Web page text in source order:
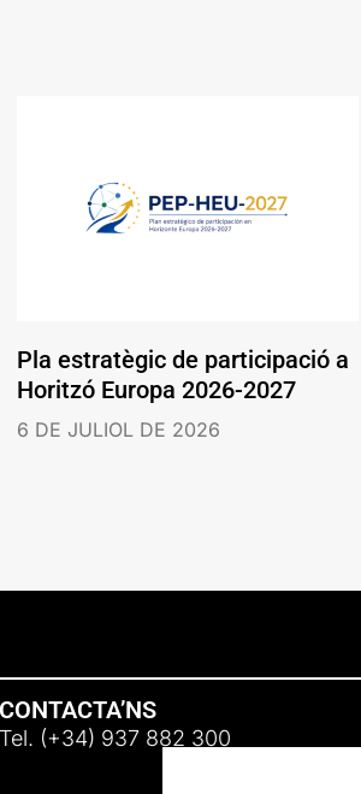
Pla estratègic de participació a
Horitzó Europa 2026-2027
6 DE JULIOL DE 2026
CONTACTA’NS
Tel. (+34) 937 882 300